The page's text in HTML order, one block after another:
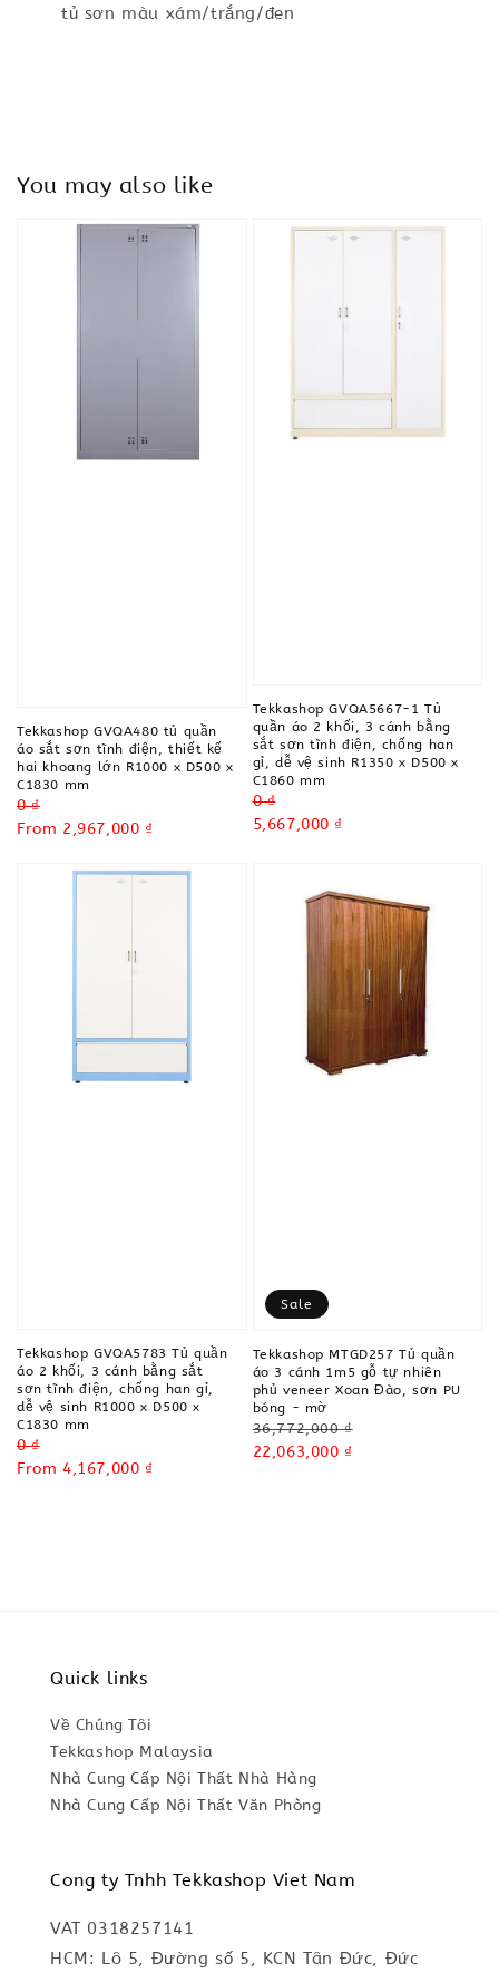
tủ sơn màu xám/trắng/đen
You may also like
Tekkashop GVQA480 tủ quần
áo sắt sơn tĩnh điện, thiết kế
hai khoang lớn R1000 x D500 x
C1830 mm
Regular
price
0 ₫
Sale
From 2,967,000 ₫
Tekkashop GVQA5667-1 Tủ
quần áo 2 khối, 3 cánh bằng
sắt sơn tĩnh điện, chống han
gỉ, dễ vệ sinh R1350 x D500 x
C1860 mm
Regular
price
0 ₫
Sale
5,667,000 ₫
Tekkashop GVQA5783 Tủ quần
áo 2 khối, 3 cánh bằng sắt
sơn tĩnh điện, chống han gỉ,
dễ vệ sinh R1000 x D500 x
C1830 mm
Regular
price
0 ₫
Sale
From 4,167,000 ₫
Sale
Tekkashop MTGD257 Tủ quần
áo 3 cánh 1m5 gỗ tự nhiên
phủ veneer Xoan Đào, sơn PU
bóng - mờ
Regular
price
36,772,000 ₫
Sale
22,063,000 ₫
Quick links
Về Chúng Tôi
Tekkashop Malaysia
Nhà Cung Cấp Nội Thất Nhà Hàng
Nhà Cung Cấp Nội Thất Văn Phòng
Cong ty Tnhh Tekkashop Viet Nam
VAT 0318257141
HCM: Lô 5, Đường số 5, KCN Tân Đức, Đức